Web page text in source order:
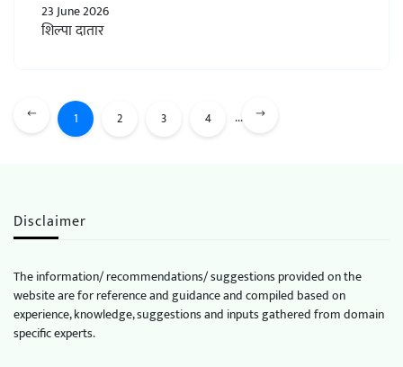
23 June 2026
शिल्पा दातार
1 2 3 4 ...
Disclaimer
The information/ recommendations/ suggestions provided on the
website are for reference and guidance and compiled based on
experience, knowledge, suggestions and inputs gathered from domain
specific experts.